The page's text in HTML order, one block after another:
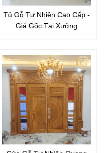
Tủ Gỗ Tự Nhiên Cao Cấp -
Giá Gốc Tại Xưởng